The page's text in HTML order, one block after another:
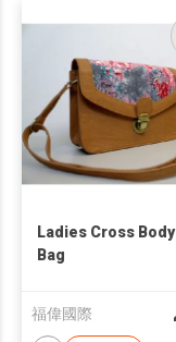
Ladies Cross Body
Bag
福偉國際